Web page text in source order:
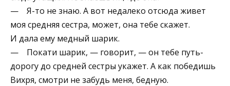
— Я-то не знаю. А вот недалеко отсюда живет
моя средняя сестра, может, она тебе скажет.
И дала ему медный шарик.
— Покати шарик, — говорит, — он тебе путь-
дорогу до средней сестры укажет. А как победишь
Вихря, смотри не забудь меня, бедную.